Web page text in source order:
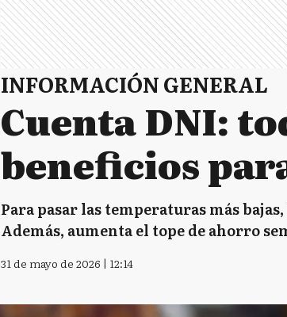
INFORMACIÓN GENERAL
Cuenta DNI:
beneficios
Para pasar las temperaturas más
Además, aumenta el tope de ahorro
31 de mayo de 2026 | 12:14